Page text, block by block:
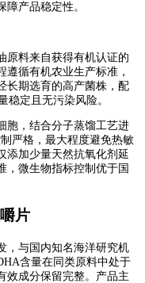
产品稳定性。
原料来自获得有机认证的
循有机农业生产标准，
长期选育的高产菌株，配
稳定且无污染风险。
胞，结合分子蒸馏工艺进
严格，最大程度避免热敏
添加少量天然抗氧化剂延
，微生物指标控制优于国
片
，与国内知名海洋研究机
含量在同类原料中处于
效成分保留完整。产品主